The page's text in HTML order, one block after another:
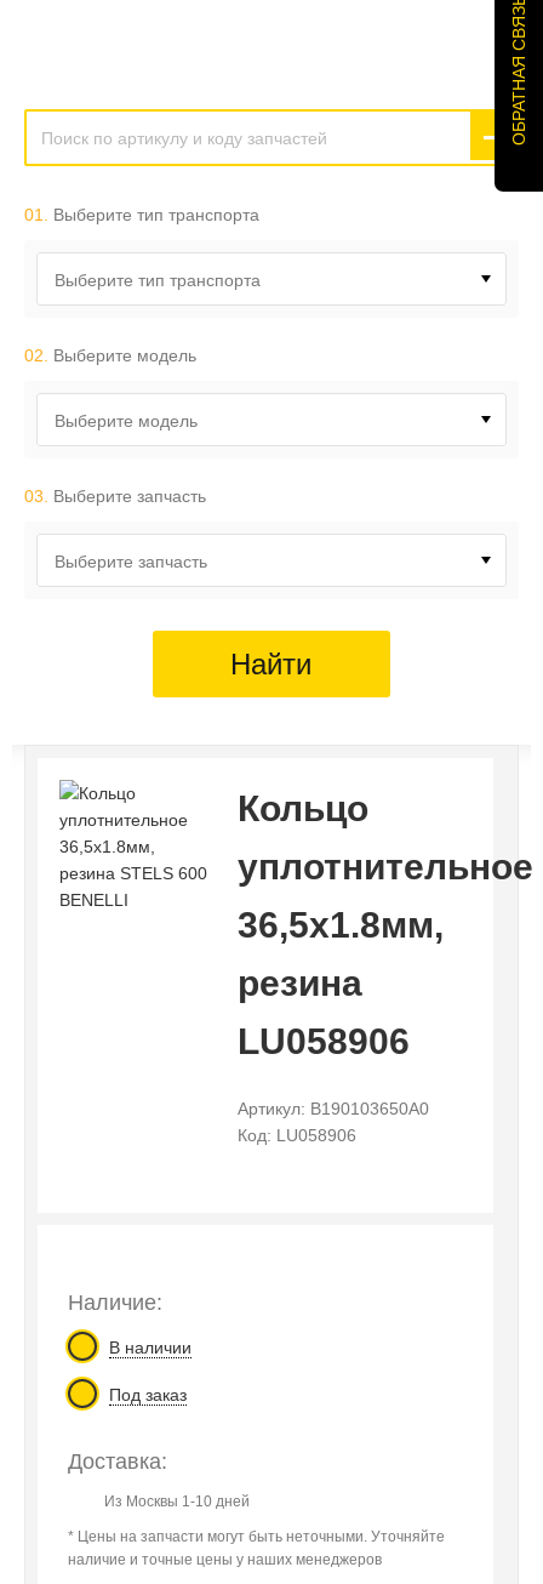
01. Выберите тип транспорта
Выберите тип транспорта
02. Выберите модель
Выберите модель
03. Выберите запчасть
Выберите запчасть
Найти
Кольцо
уплотнительное
36,5x1.8мм,
резина
LU058906
Артикул: B190103650A0
Код: LU058906
Наличие:
В наличии
Под заказ
Доставка:
Из Москвы 1-10 дней
* Цены на запчасти могут быть неточными. Уточняйте
наличие и точные цены у наших менеджеров
ОБРАТНАЯ СВЯЗЬ